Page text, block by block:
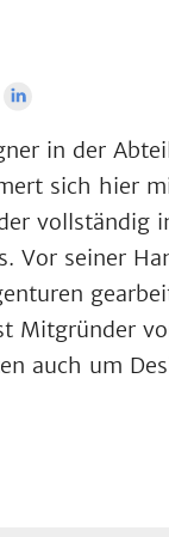
in der
sich hier
vollständig
Vor seiner
Mitgründer
auch um